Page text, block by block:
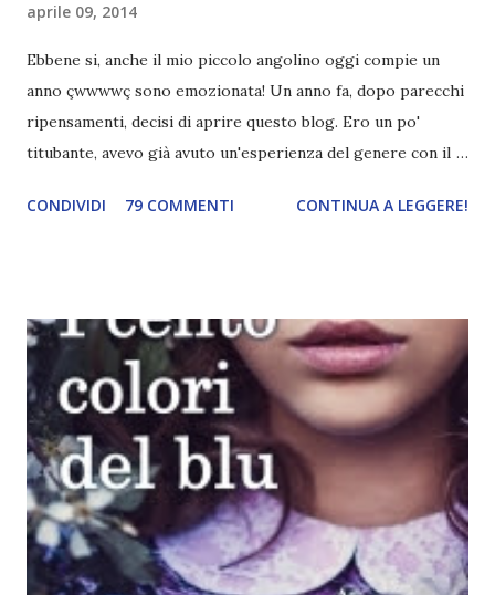
aprile 09, 2014
Ebbene si, anche il mio piccolo angolino oggi compie un
anno çwwwwç sono emozionata! Un anno fa, dopo parecchi
ripensamenti, decisi di aprire questo blog. Ero un po'
titubante, avevo già avuto un'esperienza del genere con il
nuovo significava avere pazienza, pazienza e ancora
mezza. Anche la paura che non mi cagasse nessuno c'è
sempre stata, eh. Eppure alla fine mi decisi. Dovevo
pensare ad un nome originale e che ovviamente non fosse
già stato usato. Le prime parole che mi vennero in mente
furono " Divoratori di libri ". Controllai se fosse già stato
utilizzato e, quando vidi che non esistevano blog con lo
stesso nome, lo creai. Non ho mai avuto altri ripensamenti,
questo mi piacque sin da subito e ancora oggi sono fiera di
questa...
CONDIVIDI 79 COMMENTI CONTINUA A LEGGERE!